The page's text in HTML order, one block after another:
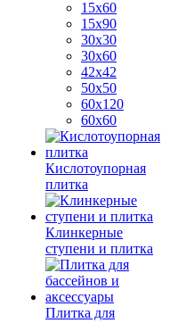
15х60
15x90
30х30
30х60
42х42
50х50
60х120
60х60
Кислотоупорная
плитка
Клинкерные
ступени и плитка
Плитка для